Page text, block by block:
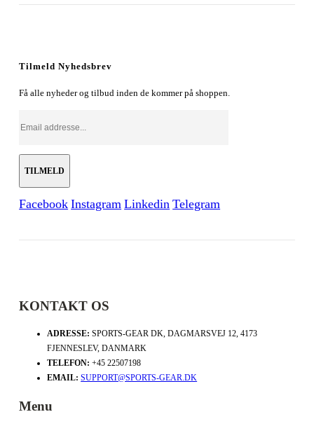
Tilmeld Nyhedsbrev
Få alle nyheder og tilbud inden de kommer på shoppen.
Facebook Instagram Linkedin Telegram
KONTAKT OS
ADRESSE: SPORTS-GEAR DK, DAGMARSVEJ 12, 4173
FJENNESLEV, DANMARK
TELEFON: +45 22507198
EMAIL: SUPPORT@SPORTS-GEAR.DK
Menu